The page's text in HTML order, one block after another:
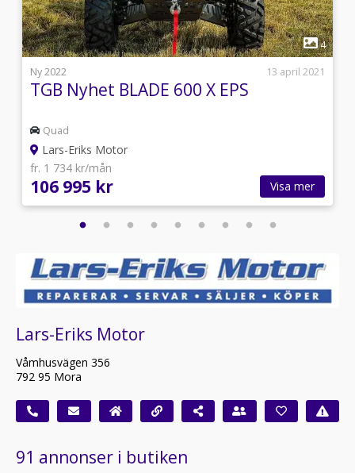
1
4
Ny 2022
13 april 2021
TGB Nyhet BLADE 600 X EPS
Quad
Lars-Eriks Motor
fr. 1 734 kr/mån
106 995 kr Visa mer
Lars-Eriks Motor
Våmhusvägen 356
792 95 Mora
91 annonser i butiken